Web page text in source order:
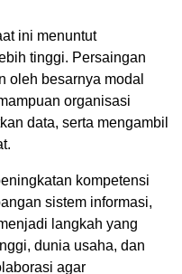
ini menuntut
tinggi. Persaingan
oleh besarnya modal
organisasi
data, serta mengambil
kompetensi
sistem informasi,
langkah yang
dunia usaha, dan
agar